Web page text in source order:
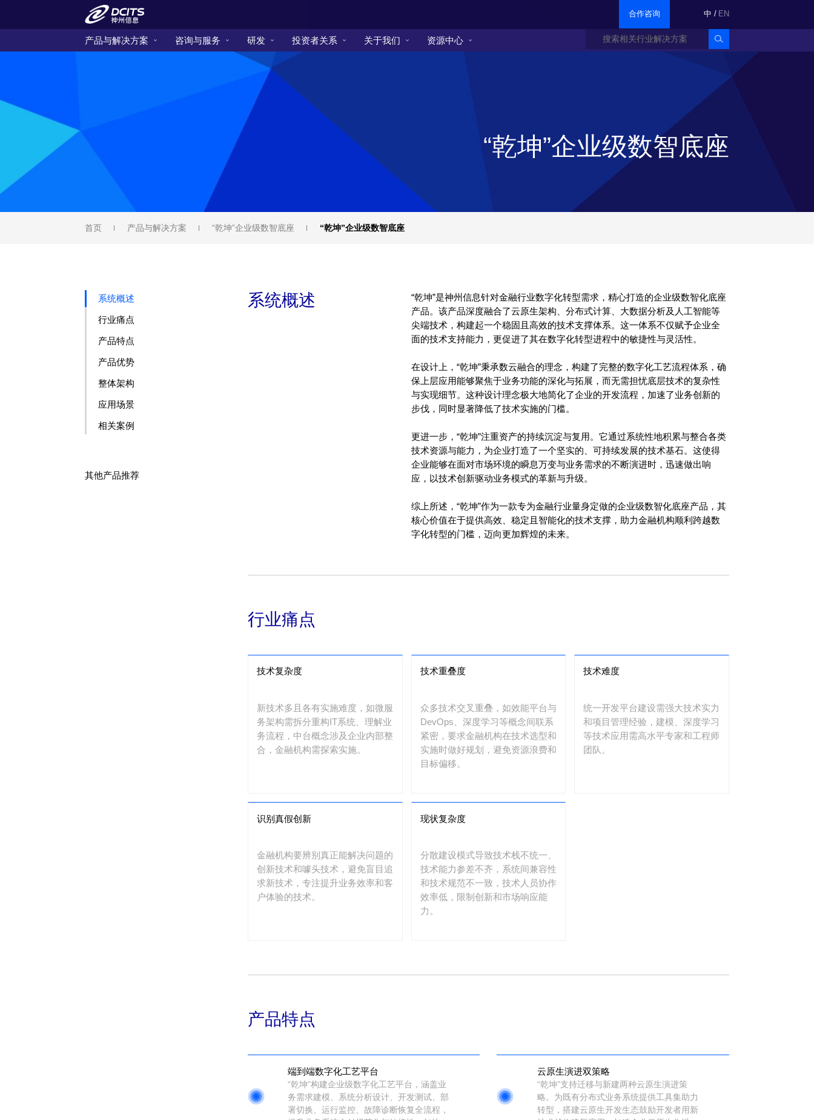
合作咨询 中 / EN
产品与解决方案 咨询与服务 研发 投资者关系 关于我们 资源中心
“乾坤”企业级数智底座
首页 产品与解决方案 “乾坤”企业级数智底座 “乾坤”企业级数智底座
系统概述
“乾坤”是神州信息针对金融行业数字化转型需求，精心打造的企业级数智化底座
产品。该产品深度融合了云原生架构、分布式计算、大数据分析及人工智能等
尖端技术，构建起一个稳固且高效的技术支撑体系。这一体系不仅赋予企业全
面的技术支持能力，更促进了其在数字化转型进程中的敏捷性与灵活性。
在设计上，“乾坤”秉承数云融合的理念，构建了完整的数字化工艺流程体系，确
保上层应用能够聚焦于业务功能的深化与拓展，而无需担忧底层技术的复杂性
与实现细节。这种设计理念极大地简化了企业的开发流程，加速了业务创新的
步伐，同时显著降低了技术实施的门槛。
更进一步，“乾坤”注重资产的持续沉淀与复用。它通过系统性地积累与整合各类
技术资源与能力，为企业打造了一个坚实的、可持续发展的技术基石。这使得
企业能够在面对市场环境的瞬息万变与业务需求的不断演进时，迅速做出响
应，以技术创新驱动业务模式的革新与升级。
综上所述，“乾坤”作为一款专为金融行业量身定做的企业级数智化底座产品，其
核心价值在于提供高效、稳定且智能化的技术支撑，助力金融机构顺利跨越数
字化转型的门槛，迈向更加辉煌的未来。
行业痛点
技术复杂度
新技术多且各有实施难度，如微服
务架构需拆分重构IT系统、理解业
务流程，中台概念涉及企业内部整
合，金融机构需探索实施。
技术重叠度
众多技术交叉重叠，如效能平台与
DevOps、深度学习等概念间联系
紧密，要求金融机构在技术选型和
实施时做好规划，避免资源浪费和
目标偏移。
技术难度
统一开发平台建设需强大技术实力
和项目管理经验，建模、深度学习
等技术应用需高水平专家和工程师
团队。
识别真假创新
金融机构要辨别真正能解决问题的
创新技术和噱头技术，避免盲目追
求新技术，专注提升业务效率和客
户体验的技术。
现状复杂度
分散建设模式导致技术栈不统一、
技术能力参差不齐，系统间兼容性
和技术规范不一致，技术人员协作
效率低，限制创新和市场响应能
力。
产品特点
端到端数字化工艺平台
“乾坤”构建企业级数字化工艺平台，涵盖业
务需求建模、系统分析设计、开发测试、部
署切换、运行监控、故障诊断恢复全流程，
云原生演进双策略
“乾坤”支持迁移与新建两种云原生演进策
略。为既有分布式业务系统提供工具集助力
转型，搭建云原生开发生态鼓励开发者用新
系统概述
行业痛点
产品特点
产品优势
整体架构
应用场景
相关案例
其他产品推荐